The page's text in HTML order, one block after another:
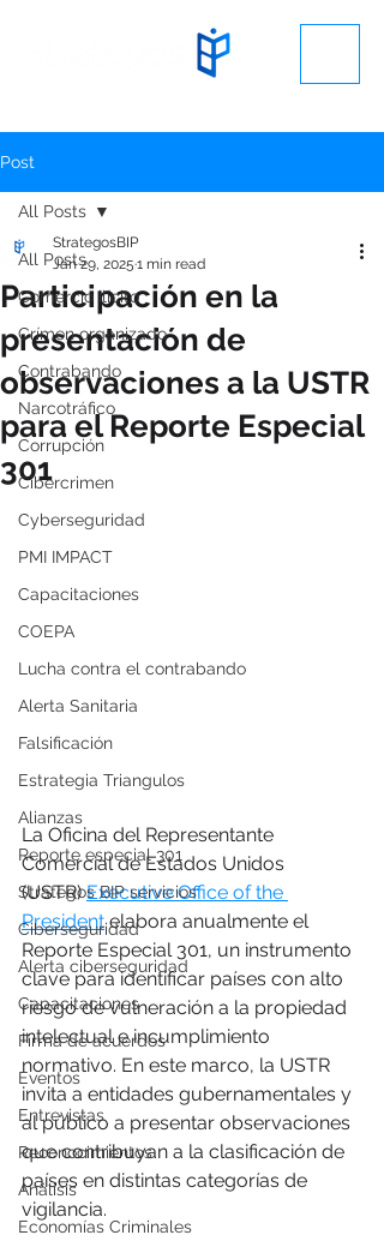
Post
All Posts
Comercio ilícito
Crímen organizado
Contrabando
Narcotráfico
Corrupción
Cibercrimen
Cyberseguridad
PMI IMPACT
Capacitaciones
COEPA
Lucha contra el contrabando
Alerta Sanitaria
Falsificación
Estrategia Triangulos
Alianzas
Reporte especial 301
Strategos BIP servicios
Ciberseguridad
Alerta ciberseguridad
Capacitaciones
Firma de acuerdos
Eventos
Entrevistas
Reconocimientos
Análisis
Economías Criminales
All Posts
Participación en la
presentación de
observaciones a la USTR
para el Reporte Especial
301
StrategosBIP
Jan 29, 2025 1 min read
La Oficina del Representante
Comercial de Estados Unidos
(USTR) Executive Office of the
President elabora anualmente el
Reporte Especial 301, un instrumento
clave para identificar países con alto
riesgo de vulneración a la propiedad
intelectual e incumplimiento
normativo. En este marco, la USTR
invita a entidades gubernamentales y
al público a presentar observaciones
que contribuyan a la clasificación de
países en distintas categorías de
vigilancia.